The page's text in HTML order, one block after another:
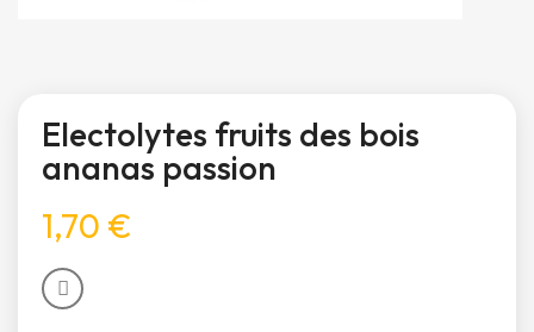
Electolytes fruits des bois
ananas passion
1,70 €